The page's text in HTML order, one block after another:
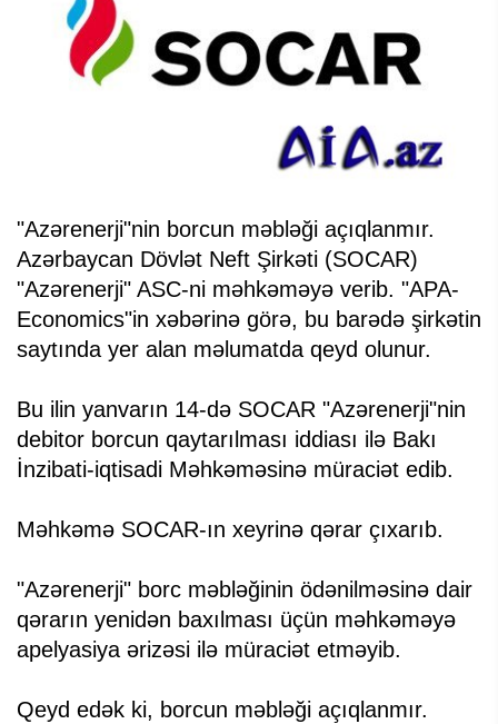
"Azərenerji"nin borcun məbləği açıqlanmır.
Azərbaycan Dövlət Neft Şirkəti (SOCAR)
"Azərenerji" ASC-ni məhkəməyə verib. "APA-
Economics"in xəbərinə görə, bu barədə şirkətin
saytında yer alan məlumatda qeyd olunur.
Bu ilin yanvarın 14-də SOCAR "Azərenerji"nin
debitor borcun qaytarılması iddiası ilə Bakı
İnzibati-iqtisadi Məhkəməsinə müraciət edib.
Məhkəmə SOCAR-ın xeyrinə qərar çıxarıb.
"Azərenerji" borc məbləğinin ödənilməsinə dair
qərarın yenidən baxılması üçün məhkəməyə
apelyasiya ərizəsi ilə müraciət etməyib.
Qeyd edək ki, borcun məbləği açıqlanmır.